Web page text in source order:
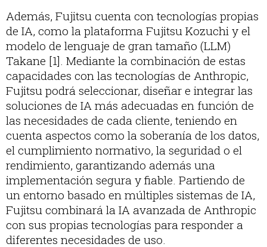
Además, Fujitsu cuenta con tecnologías propias
de IA, como la plataforma Fujitsu Kozuchi y el
modelo de lenguaje de gran tamaño (LLM)
Takane [1]. Mediante la combinación de estas
capacidades con las tecnologías de Anthropic,
Fujitsu podrá seleccionar, diseñar e integrar las
soluciones de IA más adecuadas en función de
las necesidades de cada cliente, teniendo en
cuenta aspectos como la soberanía de los datos,
el cumplimiento normativo, la seguridad o el
rendimiento, garantizando además una
implementación segura y fiable. Partiendo de
un entorno basado en múltiples sistemas de IA,
Fujitsu combinará la IA avanzada de Anthropic
con sus propias tecnologías para responder a
diferentes necesidades de uso.